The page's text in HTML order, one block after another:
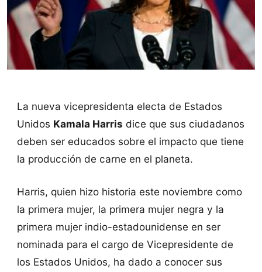
La nueva vicepresidenta electa de Estados
Unidos Kamala Harris dice que sus ciudadanos
deben ser educados sobre el impacto que tiene
la producción de carne en el planeta.
Harris, quien hizo historia este noviembre como
la primera mujer, la primera mujer negra y la
primera mujer indio-estadounidense en ser
nominada para el cargo de Vicepresidente de
los Estados Unidos, ha dado a conocer sus